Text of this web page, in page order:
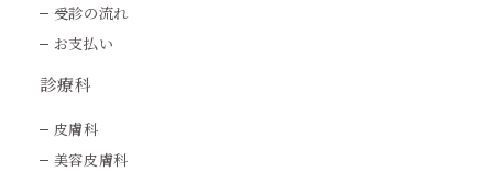
受診の流れ
お支払い
診療科
皮膚科
美容皮膚科